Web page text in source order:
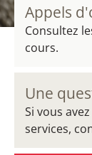
Appels
Consultez
cours.
Une
Si vous
services,